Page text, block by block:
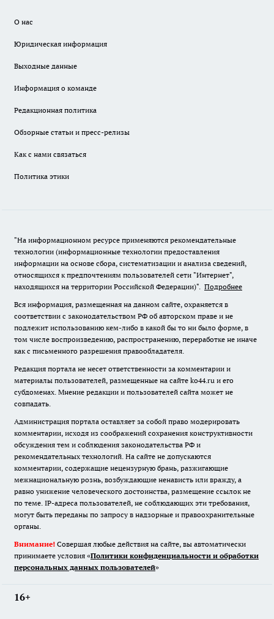
О нас
Юридическая информация
Выходные данные
Информация о команде
Редакционная политика
Обзорные статьи и пресс-релизы
Как с нами связаться
Политика этики
"На информационном ресурсе применяются рекомендательные
технологии (информационные технологии предоставления
информации на основе сбора, систематизации и анализа сведений,
относящихся к предпочтениям пользователей сети "Интернет",
находящихся на территории Российской Федерации)". Подробнее
Вся информация, размещенная на данном сайте, охраняется в
соответствии с законодательством РФ об авторском праве и не
подлежит использованию кем-либо в какой бы то ни было форме, в
том числе воспроизведению, распространению, переработке не иначе
как с письменного разрешения правообладателя.
Редакция портала не несет ответственности за комментарии и
материалы пользователей, размещенные на сайте ko44.ru и его
субдоменах. Мнение редакции и пользователей сайта может не
совпадать.
Администрация портала оставляет за собой право модерировать
комментарии, исходя из соображений сохранения конструктивности
обсуждения тем и соблюдения законодательства РФ и
рекомендательных технологий. На сайте не допускаются
комментарии, содержащие нецензурную брань, разжигающие
межнациональную рознь, возбуждающие ненависть или вражду, а
равно унижение человеческого достоинства, размещение ссылок не
по теме. IP-адреса пользователей, не соблюдающих эти требования,
могут быть переданы по запросу в надзорные и правоохранительные
органы.
Внимание! Совершая любые действия на сайте, вы автоматически
принимаете условия «Политики конфиденциальности и обработки
персональных данных пользователей»
16+